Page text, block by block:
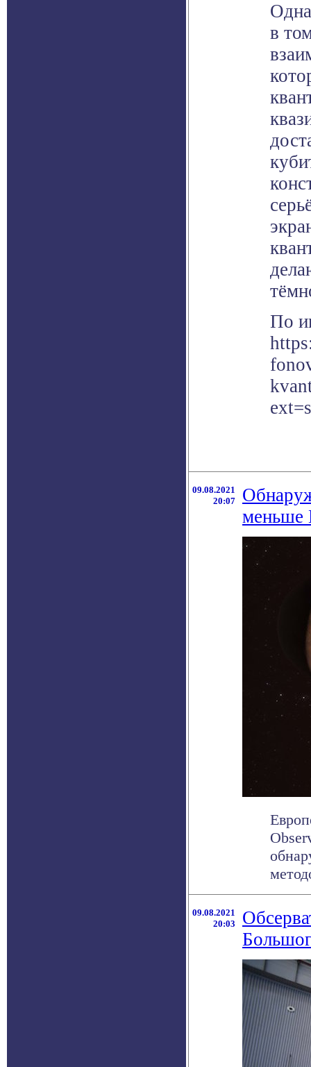
в
По
09.08.2021
20:07
меньше
09.08.2021
20:03